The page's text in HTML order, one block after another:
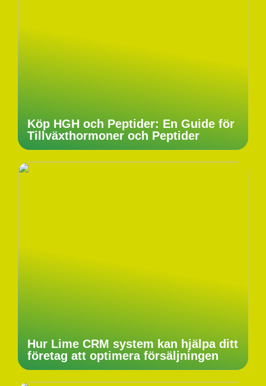
Köp HGH och Peptider: En Guide för
Tillväxthormoner och Peptider
Hur Lime CRM system kan hjälpa ditt
företag att optimera försäljningen